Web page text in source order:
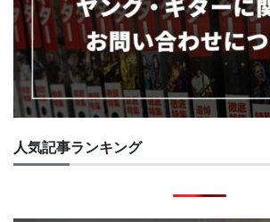
人気記事ランキング